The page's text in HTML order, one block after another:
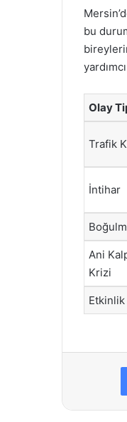
bu
Olay
Trafik
İntihar
Ani
Krizi
Etkinlik